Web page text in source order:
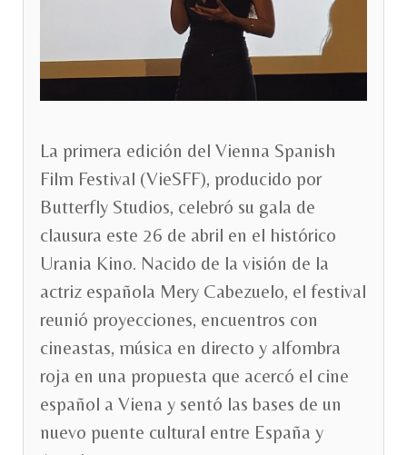
La primera edición del Vienna Spanish
Film Festival (VieSFF), producido por
Butterfly Studios, celebró su gala de
clausura este 26 de abril en el histórico
Urania Kino. Nacido de la visión de la
actriz española Mery Cabezuelo, el festival
reunió proyecciones, encuentros con
cineastas, música en directo y alfombra
roja en una propuesta que acercó el cine
español a Viena y sentó las bases de un
nuevo puente cultural entre España y